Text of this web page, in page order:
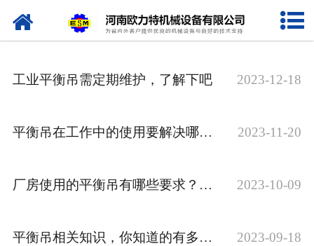
网站首页
产品中心
新闻资讯
资质荣誉
工业平衡吊需定期维护，了解下吧 2023-12-18
平衡吊在工作中的使用要解决哪些问题，一起了解下 2023-11-20
厂房使用的平衡吊有哪些要求？优势表现是什么 2023-10-09
平衡吊相关知识，你知道的有多少？ 2023-09-18